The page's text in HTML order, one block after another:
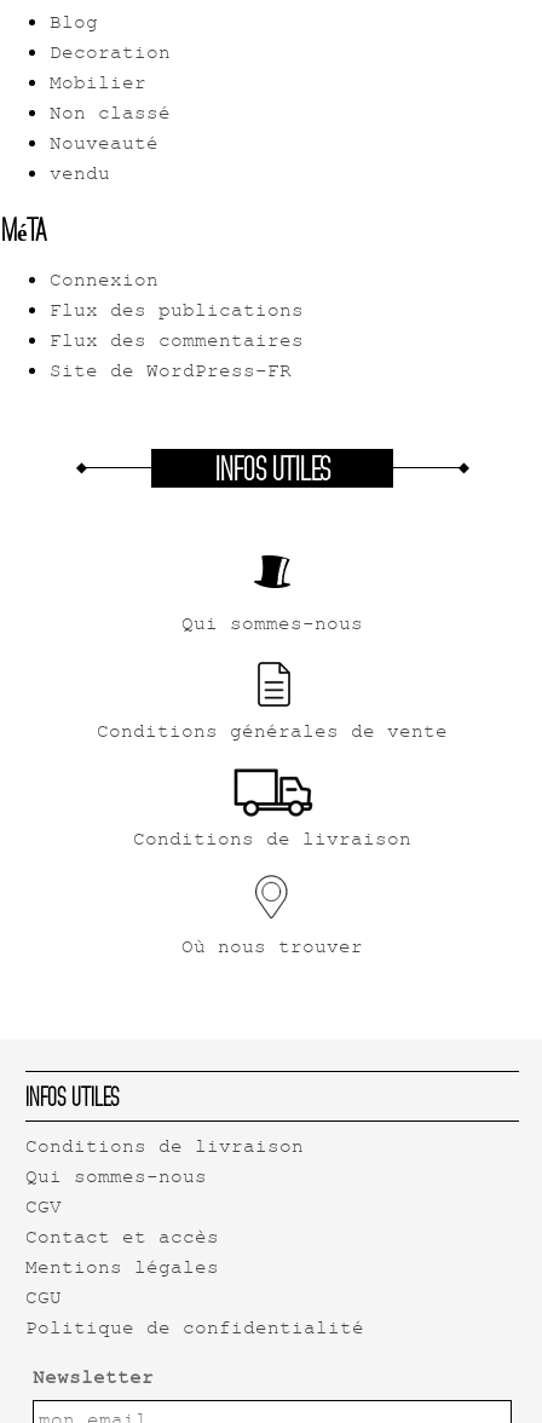
Blog
Decoration
Mobilier
Non classé
Nouveauté
vendu
Méta
Connexion
Flux des publications
Flux des commentaires
Site de WordPress-FR
INFOS UTILES
Qui sommes-nous
Conditions générales de vente
Conditions de livraison
Où nous trouver
Infos Utiles
Conditions de livraison
Qui sommes-nous
CGV
Contact et accès
Mentions légales
CGU
Politique de confidentialité
Newsletter